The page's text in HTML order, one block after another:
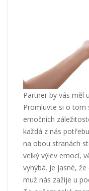
Partner by vás měl
Promluvte si o tom
emočních
každá z nás
na obou stranách
velký výlev emocí,
vyhýbá. Je jasné,
muž nás zažije u